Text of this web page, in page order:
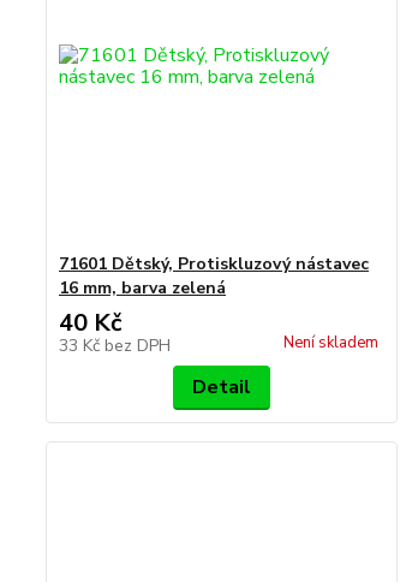
71601 Dětský, Protiskluzový nástavec
16 mm, barva zelená
40 Kč
33 Kč bez DPH Není skladem
Detail